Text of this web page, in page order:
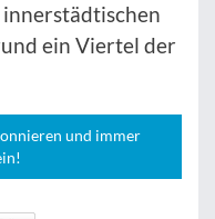
ein Viertel der
und immer